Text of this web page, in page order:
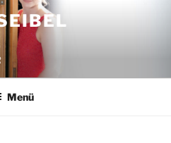
Menü